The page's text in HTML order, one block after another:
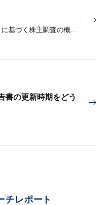
書の更新時期をどう
チレポート